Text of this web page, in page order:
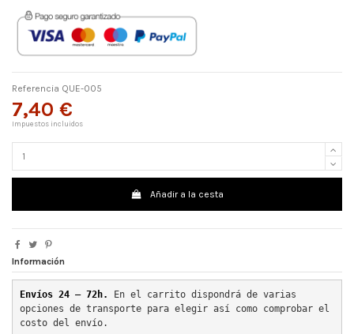
Referencia QUE-005
7,40 €
Impuestos incluidos
Añadir a la cesta
Información
Envíos 24 – 72h.
En el carrito dispondrá de varias
opciones de transporte para elegir así como comprobar el
costo del envío.